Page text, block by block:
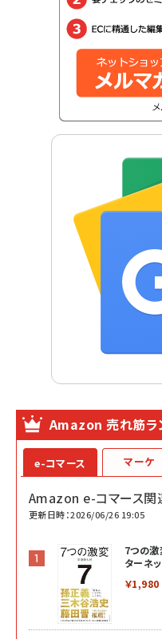
Amazon 売れ筋ラ
e-コマース
Amazon e-コマース関
更新日時：2026/06/26 19:05
7つの激
ターネ
￥1,980
マーケ